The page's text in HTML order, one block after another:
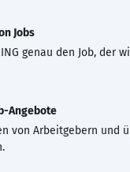
Jobs
genau den Job, der
Angebote
von Arbeitgebern und